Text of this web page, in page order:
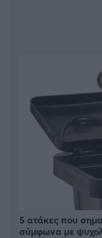
5 ατάκες που
σύμφωνα με